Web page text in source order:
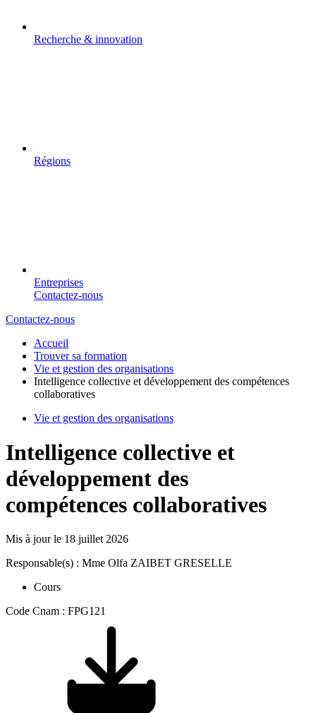
Recherche & innovation
Régions
Entreprises
Contactez-nous
Contactez-nous
Accueil
Trouver sa formation
Vie et gestion des organisations
Intelligence collective et développement des compétences
collaboratives
Vie et gestion des organisations
Intelligence collective et
développement des
compétences collaboratives
Mis à jour le 18 juillet 2026
Responsable(s) : Mme Olfa ZAIBET GRESELLE
Cours
Code Cnam : FPG121